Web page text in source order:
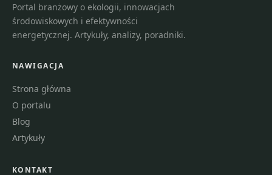
Portal branżowy o ekologii, innowacjach
środowiskowych i efektywności
energetycznej. Artykuły, analizy, poradniki.
NAWIGACJA
Strona główna
O portalu
Blog
Artykuły
KONTAKT